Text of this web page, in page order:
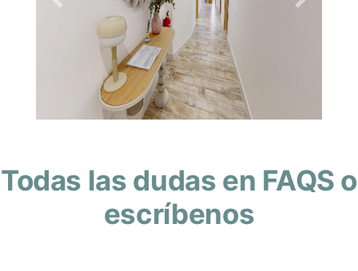
Previous Next
Todas las dudas en FAQS o
escríbenos